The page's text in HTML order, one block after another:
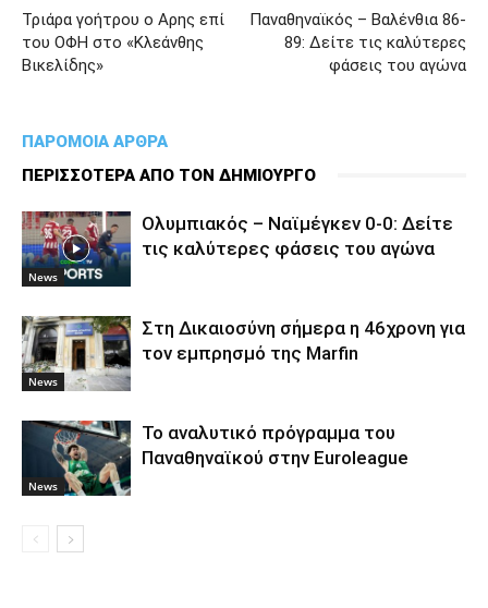
Τριάρα γοήτρου ο Αρης επί
του ΟΦΗ στο «Κλεάνθης
Βικελίδης»
Παναθηναϊκός – Βαλένθια 86-
89: Δείτε τις καλύτερες
φάσεις του αγώνα
ΠΑΡΟΜΟΙΑ ΑΡΘΡΑ
ΠΕΡΙΣΣΟΤΕΡΑ ΑΠΟ ΤΟΝ ΔΗΜΙΟΥΡΓΟ
News
Ολυμπιακός – Ναϊμέγκεν 0-0: Δείτε
τις καλύτερες φάσεις του αγώνα
News
Στη Δικαιοσύνη σήμερα η 46χρονη για
τον εμπρησμό της Marfin
News
To αναλυτικό πρόγραμμα του
Παναθηναϊκού στην Euroleague